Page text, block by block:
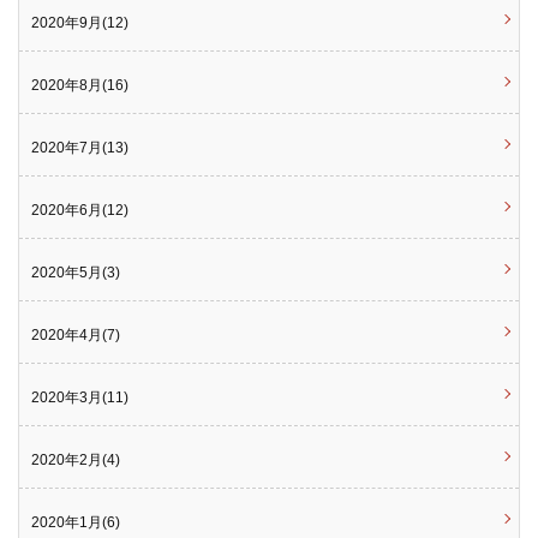
2020年9月(12)
2020年8月(16)
2020年7月(13)
2020年6月(12)
2020年5月(3)
2020年4月(7)
2020年3月(11)
2020年2月(4)
2020年1月(6)